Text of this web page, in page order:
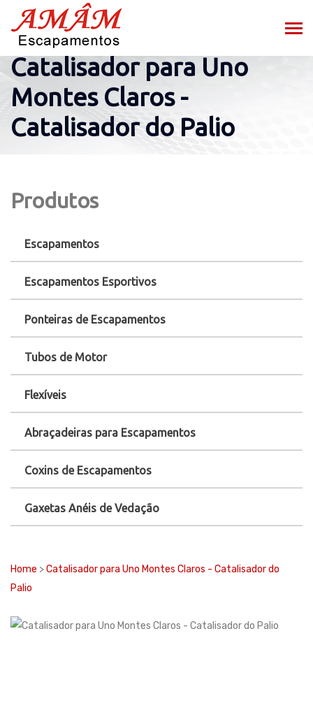
Catalisador para Uno
Montes Claros -
Catalisador do Palio
Produtos
Escapamentos
Escapamentos Esportivos
Ponteiras de Escapamentos
Tubos de Motor
Flexíveis
Abraçadeiras para Escapamentos
Coxins de Escapamentos
Gaxetas Anéis de Vedação
Home >Catalisador para Uno Montes Claros - Catalisador do
Palio